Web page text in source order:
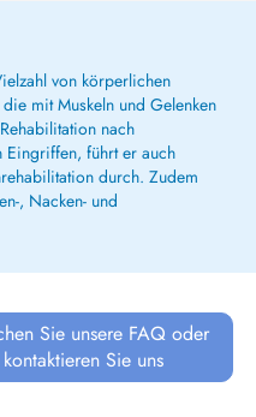
von körperlichen
mit Muskeln und Gelenken
nach
Eingriffen, führt er auch
durch. Zudem
, Nacken- und
Sie unsere FAQ oder
kontaktieren Sie uns